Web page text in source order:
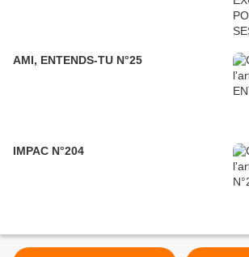
AMI, ENTENDS-TU N°25
IMPAC N°204